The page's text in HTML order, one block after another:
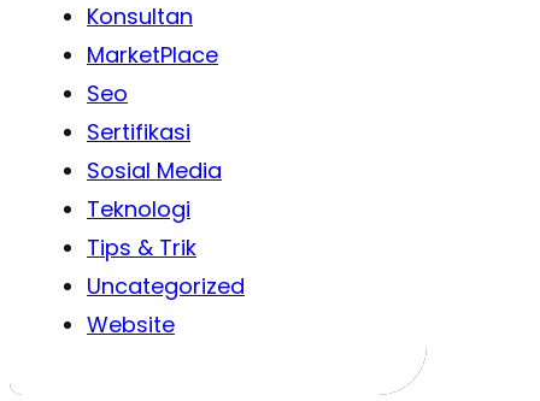
Konsultan
MarketPlace
Seo
Sertifikasi
Sosial Media
Teknologi
Tips & Trik
Uncategorized
Website